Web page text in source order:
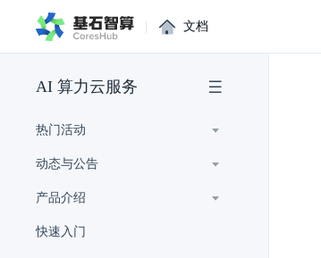
| 文档
AI 算力云服务
热门活动
动态与公告
产品介绍
快速入门